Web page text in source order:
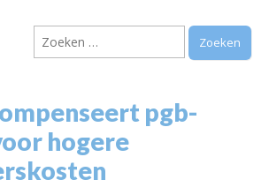
e.o.
Zoeken
naar:
pgb-
hogere